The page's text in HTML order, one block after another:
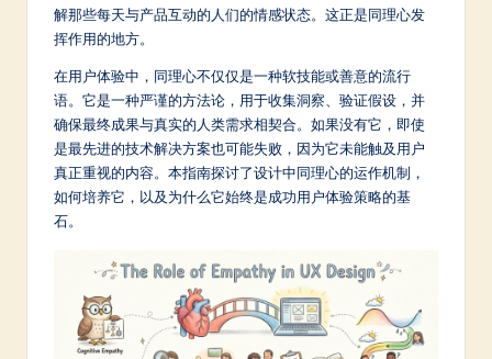
fi
d
C
hi
解那些每天与产品互动的人们的情感状态。这正是同理心发
挥作用的地方。
在用户体验中，同理心不仅仅是一种软技能或善意的流行
语。它是一种严谨的方法论，用于收集洞察、验证假设，并
确保最终成果与真实的人类需求相契合。如果没有它，即使
是最先进的技术解决方案也可能失败，因为它未能触及用户
真正重视的内容。本指南探讨了设计中同理心的运作机制，
如何培养它，以及为什么它始终是成功用户体验策略的基
石。